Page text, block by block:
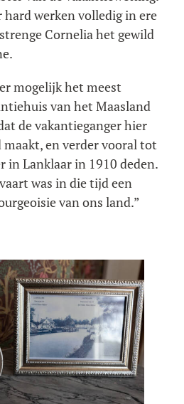
hard werken volledig in ere
Cornelia het gewild
mogelijk het meest
van het Maasland
de vakantieganger hier
en verder vooral tot
in Lanklaar in 1910 deden.
was in die tijd een
van ons land.”